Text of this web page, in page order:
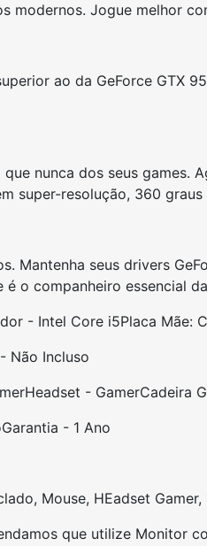
modernos. Jogue melhor
ao da GeForce GTX
nunca dos seus games.
super-resolução, 360 graus
Mantenha seus drivers
o companheiro essencial
- Intel Core i5Placa Mãe:
Não Incluso
Headset - GamerCadeira
Garantia - 1 Ano
Mouse, HEadset Gamer,
que utilize Monitor